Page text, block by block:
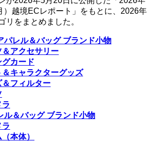
）越境ECレポート」をもとに、2026年
リをまとめました。
パレル＆バッグ ブランド小物
＆アクセサリー
グカード
キャラクターグッズ
＆フィルター
ル＆バッグ ブランド小物
本体）